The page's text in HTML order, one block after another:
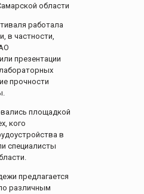
области
работала
в частности,
презентации
прочности
площадкой
кого
в
специалисты
предлагается
различным